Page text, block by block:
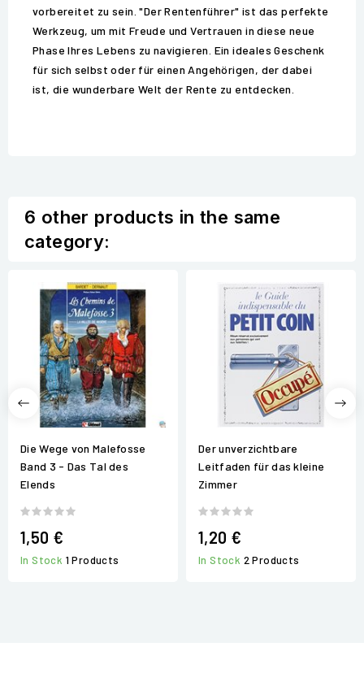
vorbereitet zu sein. "Der Rentenführer" ist das perfekte
Werkzeug, um mit Freude und Vertrauen in diese neue
Phase Ihres Lebens zu navigieren. Ein ideales Geschenk
für sich selbst oder für einen Angehörigen, der dabei
ist, die wunderbare Welt der Rente zu entdecken.
6 other products in the same
category:
Die Wege von Malefosse
Band 3 - Das Tal des
Elends
1,50 €
In Stock 1 Products
Der unverzichtbare
Leitfaden für das kleine
Zimmer
1,20 €
In Stock 2 Products